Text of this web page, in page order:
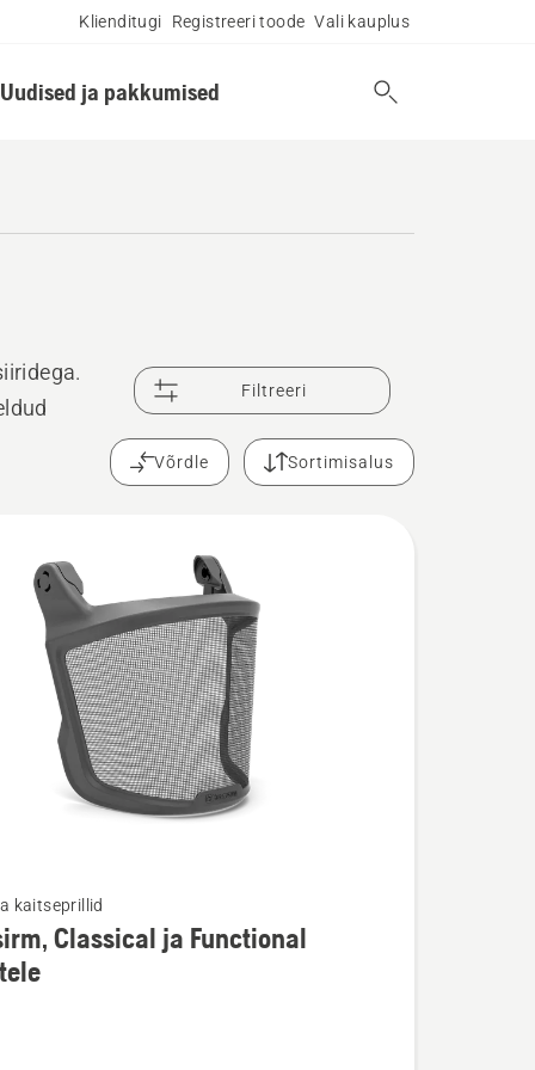
Klienditugi Registreeri toode Vali kauplus
Uudised ja pakkumised
Filtreeri
Võrdle Sortimisalus
kaitseprillid
Classical ja Functional